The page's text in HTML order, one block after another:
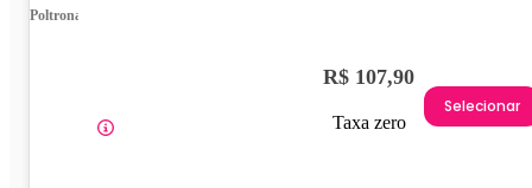
Poltrona
R$ 107,90
Taxa zero
Selecionar